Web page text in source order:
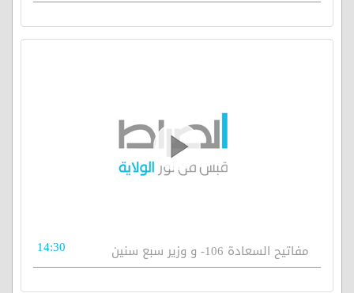
مفاتيح السعادة 106- و وزير سبع سنين 14:30